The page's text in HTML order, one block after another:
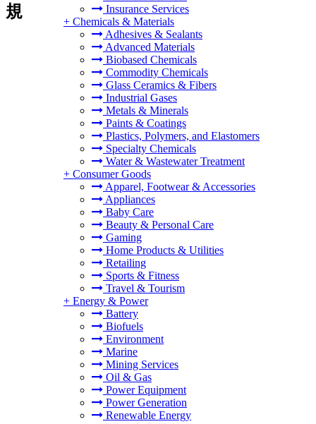
Insurance Services
+ Chemicals & Materials
Adhesives & Sealants
Advanced Materials
Biobased Chemicals
Commodity Chemicals
Glass Ceramics & Fibers
Industrial Gases
Metals & Minerals
Paints & Coatings
Plastics, Polymers, and Elastomers
Specialty Chemicals
Water & Wastewater Treatment
+ Consumer Goods
Apparel, Footwear & Accessories
Appliances
Baby Care
Beauty & Personal Care
Gaming
Home Products & Utilities
Retailing
Sports & Fitness
Travel & Tourism
+ Energy & Power
Battery
Biofuels
Environment
Marine
Mining Services
Oil & Gas
Power Equipment
Power Generation
Renewable Energy
規